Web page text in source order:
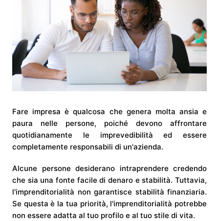
Fare impresa è qualcosa che genera molta ansia e
paura nelle persone, poiché devono affrontare
quotidianamente le imprevedibilità ed essere
completamente responsabili di un'azienda.
Alcune persone desiderano intraprendere credendo
che sia una fonte facile di denaro e stabilità. Tuttavia,
l'imprenditorialità non garantisce stabilità finanziaria.
Se questa è la tua priorità, l'imprenditorialità potrebbe
non essere adatta al tuo profilo e al tuo stile di vita.